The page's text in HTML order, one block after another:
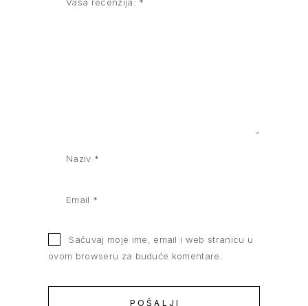
Sačuvaj moje ime, email i web stranicu u
ovom browseru za buduće komentare.